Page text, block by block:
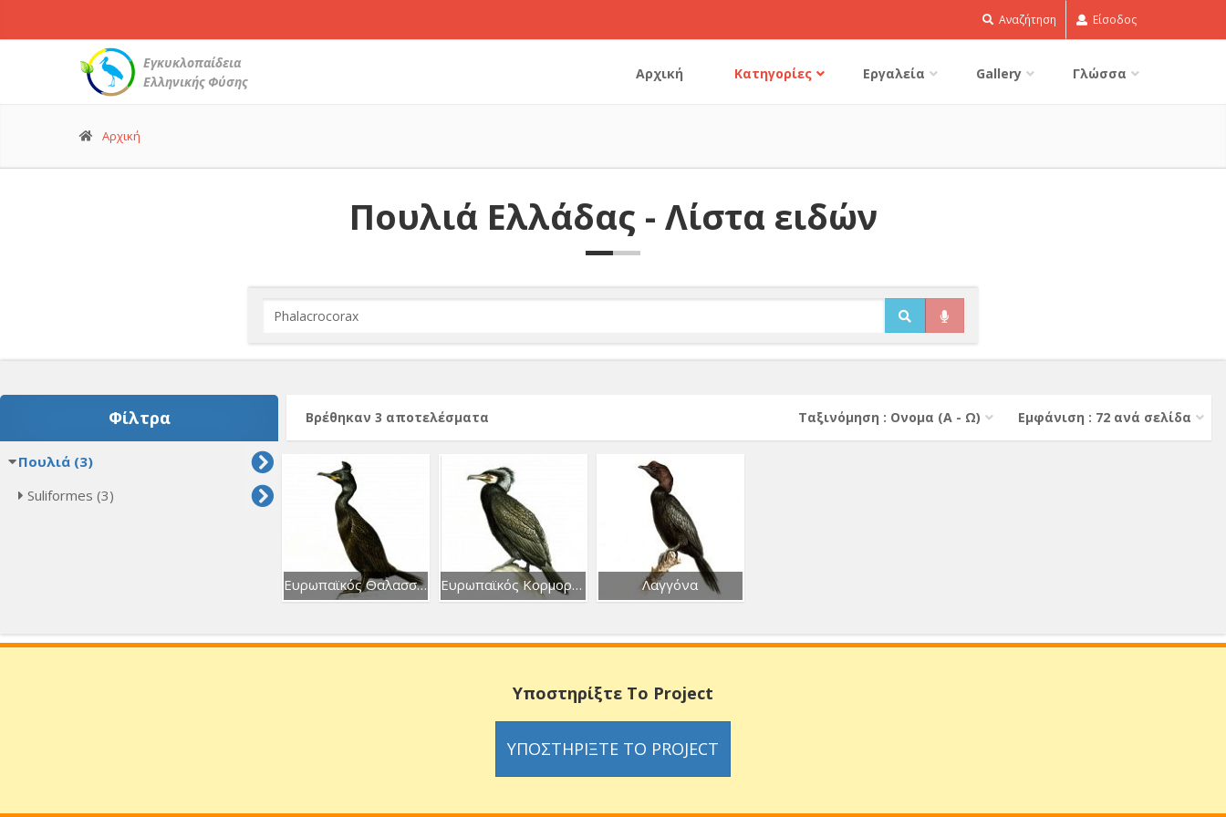
Αναζήτηση Είσοδος
Εγκυκλοπαίδεια
Ελληνικής Φύσης
Αρχική Κατηγορίες Εργαλεία Gallery Γλώσσα
Αρχική
Πουλιά Ελλάδας - Λίστα ειδών
Φίλτρα
Πουλιά (3)
Suliformes (3)
Βρέθηκαν 3 αποτελέσματα Εμφάνιση : 72 ανά σελίδα
Тαξινόμηση : Ονομα (A - Ω)
Ευρωπαϊκός Θαλασσοκόρακας Ευρωπαϊκός Κορμοράνος Λαγγόνα
Υποστηρίξτε Το Project
ΥΠΟΣΤΗΡΊΞΤΕ ΤΟ PROJECT